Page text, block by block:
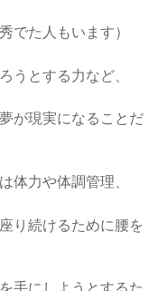
でた人もいます）
うとする力など、
が現実になることだ
体力や体調管理、
り続けるために腰を